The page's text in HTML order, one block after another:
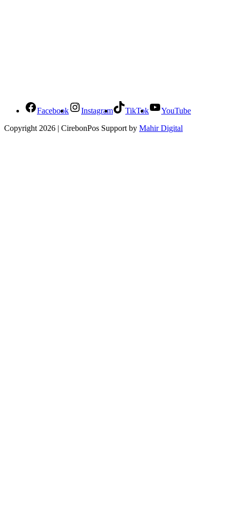
Facebook Instagram TikTok
YouTube
Copyright 2026 | CirebonPos Support by Mahir Digital